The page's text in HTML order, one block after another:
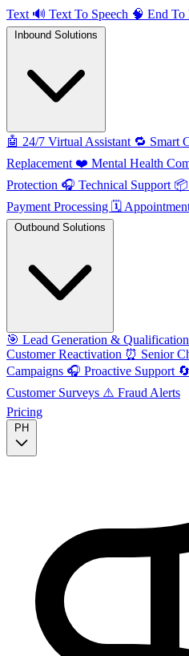
Text 🔊 Text To Speech 🧠 End
Inbound Solutions
🤖 24/7 Virtual Assistant 🔁 Smart
Replacement ❤️ Mental Health
Protection 🎧 Technical Support 📦
Payment Processing 🗓️
Outbound Solutions
🎯 Lead Generation & Qualification
Customer Reactivation ⏰ Senior
Campaigns 🎧 Proactive Support 🔄
Customer Surveys ⚠️ Fraud Alerts
Pricing
PH